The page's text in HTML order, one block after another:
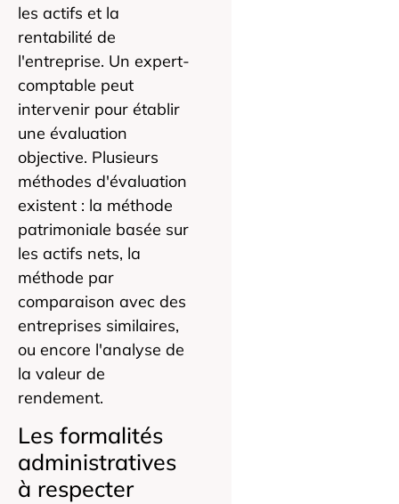
les actifs et la
rentabilité de
l'entreprise. Un expert-
comptable peut
intervenir pour établir
une évaluation
objective. Plusieurs
méthodes d'évaluation
existent : la méthode
patrimoniale basée sur
les actifs nets, la
méthode par
comparaison avec des
entreprises similaires,
ou encore l'analyse de
la valeur de
rendement.
Les formalités
administratives
à respecter